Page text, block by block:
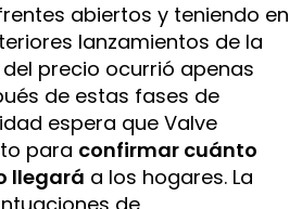
abiertos y teniendo en
lanzamientos de la
precio ocurrió apenas
de estas fases de
espera que Valve
para confirmar cuánto
llegará a los hogares. La